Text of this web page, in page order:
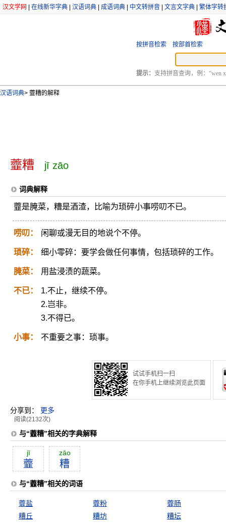
汉文学网 在线新华字典 汉语词典 成语词典 中文转拼音 文言文字典 繁体字转
按拼音检索 按部首检索
提示： 支持拼音查询，例：“wen
汉语词典> 虀糟的解释
虀糟 jī zāo
词典解释
虀是腌菜，糟是酒渣，比喻为琐碎小事唠叨不已。
唠叨： 闲聊或漫无目的地说个不停。
琐碎： 细小零碎：要学会做任何事情，包括琐碎的工作。
腌菜： 用盐浸渍的蔬菜。
不已：
1.不止，继续不停。
2.岂非。
3.不得已。
小事： 不重要之事：琐事。
试试手机扫一扫
在你手机上继续浏览此页面
分享到： 更多
阅读(2132次)
与“虀糟”相关的字典解释
jī
虀
zāo
糟
与“虀糟”相关的词语
虀盐 虀粉
虀肠
糟丘
糟坊 糟坛